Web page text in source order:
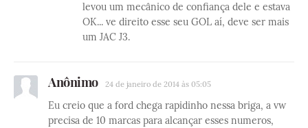
levou um mecânico de confiança dele e estava
OK... ve direito esse seu GOL aí, deve ser mais
um JAC J3.
Anônimo 24 de janeiro de 2014 às 05:05
Eu creio que a ford chega rapidinho nessa briga, a vw
precisa de 10 marcas para alcançar esses numeros,